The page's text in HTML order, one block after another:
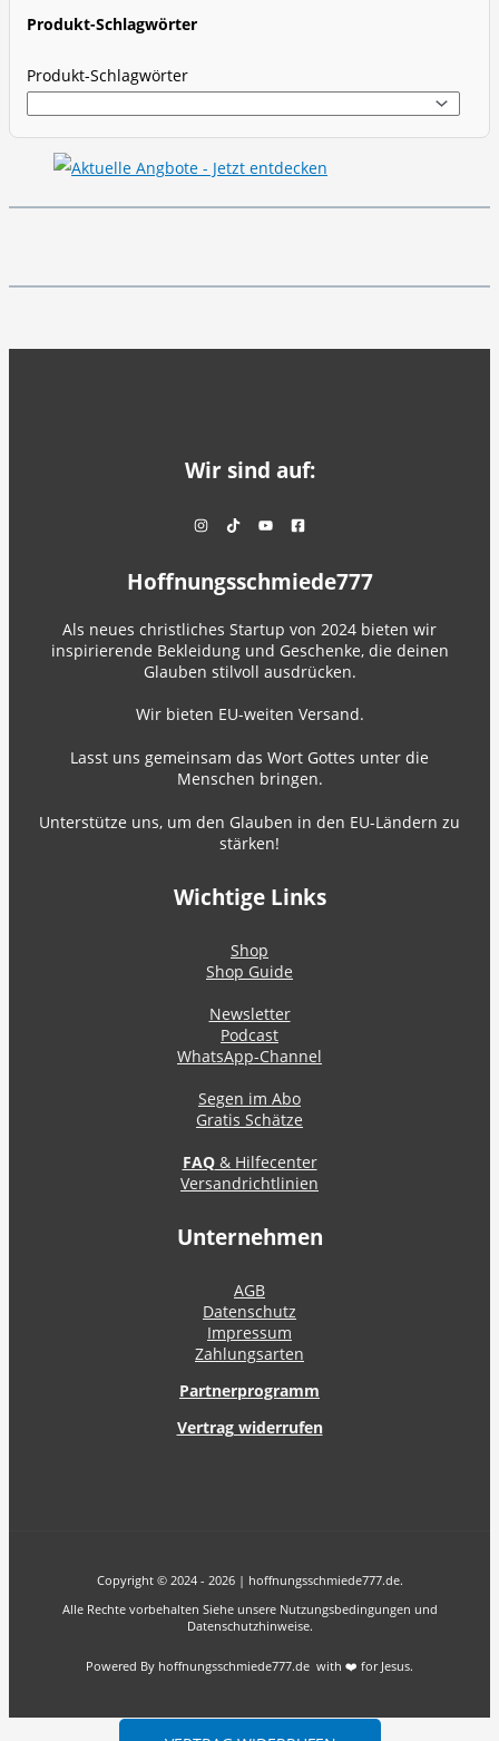
Produkt-Schlagwörter
Produkt-Schlagwörter
Wir sind auf:
Hoffnungsschmiede777
Als neues christliches Startup von 2024 bieten wir
inspirierende Bekleidung und Geschenke, die deinen
Glauben stilvoll ausdrücken.
Wir bieten EU-weiten Versand.
Lasst uns gemeinsam das Wort Gottes unter die
Menschen bringen.
Unterstütze uns, um den Glauben in den EU-Ländern zu
stärken!
Wichtige Links
Shop
Shop Guide
Newsletter
Podcast
WhatsApp-Channel
Segen im Abo
Gratis Schätze
FAQ& Hilfecenter
Versandrichtlinien
Unternehmen
AGB
Datenschutz
Impressum
Zahlungsarten
Partnerprogramm
Vertrag widerrufen
Copyright © 2024 - 2026 | hoffnungsschmiede777.de.
Alle Rechte vorbehalten Siehe unsere Nutzungsbedingungen und
Datenschutzhinweise.
Powered By hoffnungsschmiede777.de with ❤️ for Jesus.